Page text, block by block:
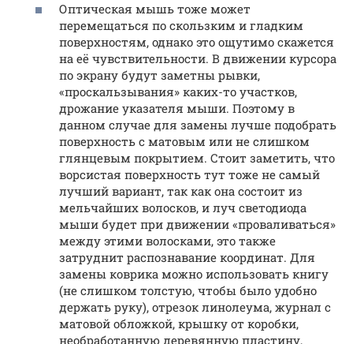
Оптическая мышь тоже может
перемещаться по скользким и гладким
поверхностям, однако это ощутимо скажется
на её чувствительности. В движении курсора
по экрану будут заметны рывки,
«проскальзывания» каких-то участков,
дрожание указателя мыши. Поэтому в
данном случае для замены лучше подобрать
поверхность с матовым или не слишком
глянцевым покрытием. Стоит заметить, что
ворсистая поверхность тут тоже не самый
лучший вариант, так как она состоит из
мельчайших волосков, и луч светодиода
мыши будет при движении «проваливаться»
между этими волосками, это также
затруднит распознавание координат. Для
замены коврика можно использовать книгу
(не слишком толстую, чтобы было удобно
держать руку), отрезок линолеума, журнал с
матовой обложкой, крышку от коробки,
необработанную деревянную пластину,